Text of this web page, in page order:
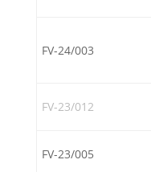
FV-24/003
FV-23/012
FV-23/005